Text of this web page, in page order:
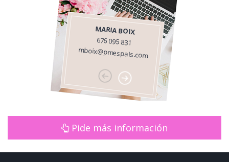
MARIA BOIX
676 095 831
mboix@pmespais.com
Pide más información